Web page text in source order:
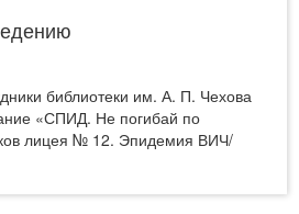
библиотеки им. А. П. Чехова
«СПИД. Не погибай по
лицея № 12. Эпидемия ВИЧ/